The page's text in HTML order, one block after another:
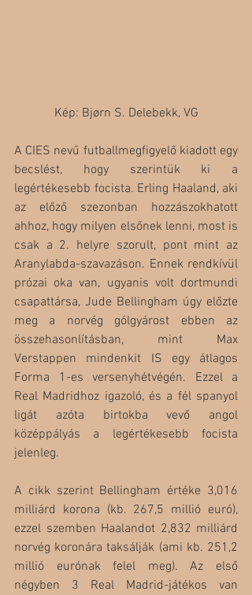
Kép: Bjørn S. Delebekk, VG
A CIES nevű futballmegfigyelő kiadott egy
becslést, hogy szerintük ki a
legértékesebb focista. Erling Haaland, aki
az előző szezonban hozzászokhatott
ahhoz, hogy milyen elsőnek lenni, most is
csak a 2. helyre szorult, pont mint az
Aranylabda-szavazáson. Ennek rendkívül
prózai oka van, ugyanis volt dortmundi
csapattársa, Jude Bellingham úgy előzte
meg a norvég gólgyárost ebben az
összehasonlításban, mint Max
Verstappen mindenkit IS egy átlagos
Forma 1-es versenyhétvégén. Ezzel a
Real Madridhoz igazoló, és a fél spanyol
ligát azóta birtokba vevő angol
középpályás a legértékesebb focista
jelenleg.
A cikk szerint Bellingham értéke 3,016
milliárd korona (kb. 267,5 millió euró),
ezzel szemben Haalandot 2,832 milliárd
norvég koronára taksálják (ami kb. 251,2
millió eurónak felel meg). Az első
négyben 3 Real Madrid-játékos van